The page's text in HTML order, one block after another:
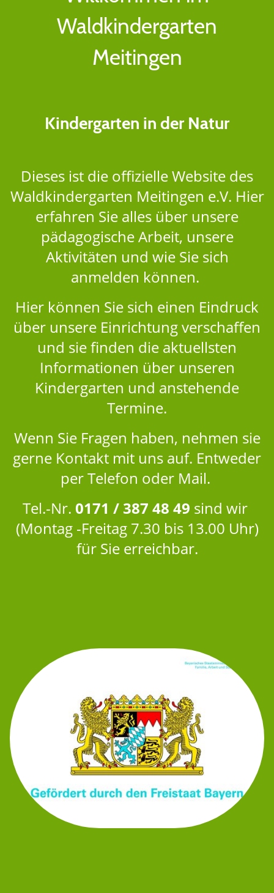
Waldkindergarten
Meitingen
Kindergarten in der Natur
Dieses ist die offizielle Website des
Waldkindergarten Meitingen e.V. Hier
erfahren Sie alles über unsere
pädagogische Arbeit, unsere
Aktivitäten und wie Sie sich
anmelden können.
Hier können Sie sich einen Eindruck
über unsere Einrichtung verschaffen
und sie finden die aktuellsten
Informationen über unseren
Kindergarten und anstehende
Termine.
Wenn Sie Fragen haben, nehmen sie
gerne Kontakt mit uns auf. Entweder
per Telefon oder Mail.
Tel.-Nr. 0171 / 387 48 49 sind wir
(Montag -Freitag 7.30 bis 13.00 Uhr)
für Sie erreichbar.